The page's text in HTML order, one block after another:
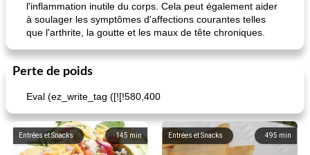
l'inflammation inutile du corps. Cela peut également aider
à soulager les symptômes d'affections courantes telles
que l'arthrite, la goutte et les maux de tête chroniques.
Perte de poids
Eval (ez_write_tag ([![!580,400
145 min
Entrées et Snacks 495 min
Entrées et Snacks